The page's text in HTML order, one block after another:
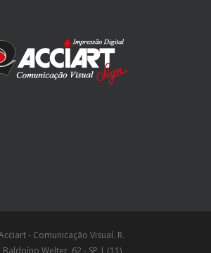
- Comunicação Visual. R.
Welter, 62 - SP | (11)